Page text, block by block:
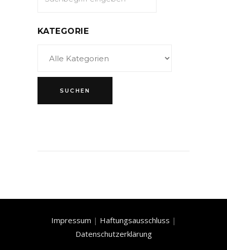
KATEGORIE
Impressum | Haftungsausschluss |
Datenschutzerklärung